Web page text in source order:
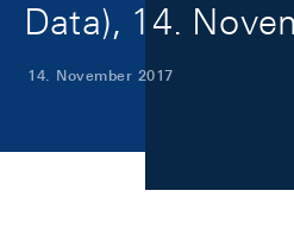
Data), 14.
14. November 2017